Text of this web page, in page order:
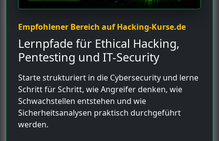
Empfohlener Bereich auf Hacking-Kurse.de
Lernpfade für Ethical Hacking,
Pentesting und IT-Security
Starte strukturiert in die Cybersecurity und lerne
Schritt für Schritt, wie Angreifer denken, wie
Schwachstellen entstehen und wie
Sicherheitsanalysen praktisch durchgeführt
werden.